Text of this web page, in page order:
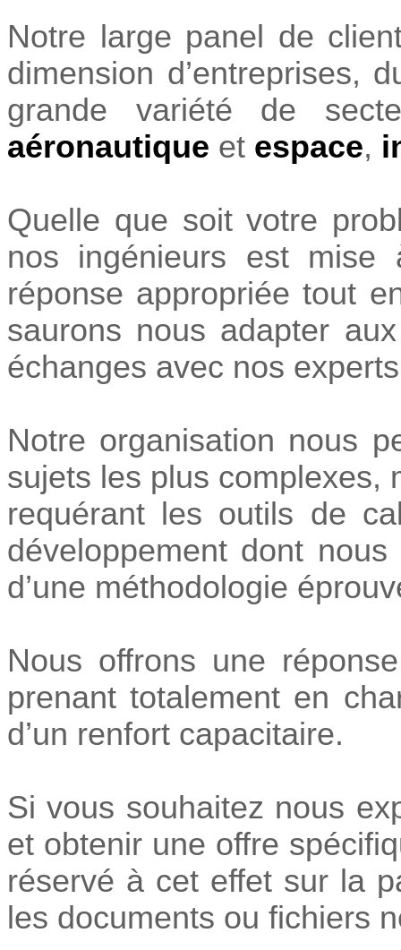
Notre large panel de
dimension d’entreprises,
grande variété de
aéronautique et espace,
Quelle que soit votre
nos ingénieurs est mise
réponse appropriée tout
saurons nous adapter
échanges avec nos
Notre organisation nous
sujets les plus complexes,
requérant les outils de
développement dont
d’une méthodologie
Nous offrons une
prenant totalement en
d’un renfort capacitaire.
Si vous souhaitez nous
et obtenir une offre
réservé à cet effet sur la
les documents ou fichiers